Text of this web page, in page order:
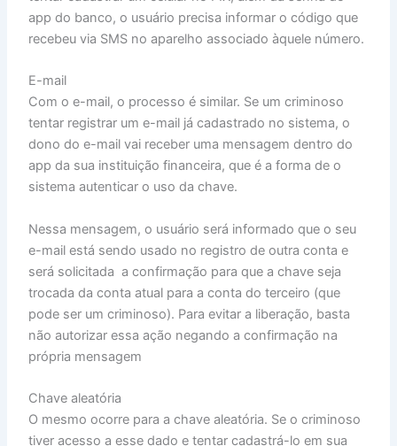
app do banco, o usuário precisa informar o código que
recebeu via SMS no aparelho associado àquele número.
E-mail
Com o e-mail, o processo é similar. Se um criminoso
tentar registrar um e-mail já cadastrado no sistema, o
dono do e-mail vai receber uma mensagem dentro do
app da sua instituição financeira, que é a forma de o
sistema autenticar o uso da chave.
Nessa mensagem, o usuário será informado que o seu
e-mail está sendo usado no registro de outra conta e
será solicitada a confirmação para que a chave seja
trocada da conta atual para a conta do terceiro (que
pode ser um criminoso). Para evitar a liberação, basta
não autorizar essa ação negando a confirmação na
própria mensagem
Chave aleatória
O mesmo ocorre para a chave aleatória. Se o criminoso
tiver acesso a esse dado e tentar cadastrá-lo em sua